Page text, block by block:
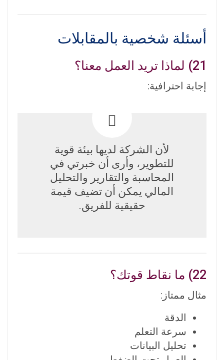
أسئلة شخصية بالمقابلات
21) لماذا تريد العمل معنا؟
إجابة احترافية:
لأن الشركة لديها بيئة قوية
للتطوير، وأرى أن خبرتي في
المحاسبة والتقارير والتحليل
المالي يمكن أن تضيف قيمة
حقيقية للفريق.
22) ما نقاط قوتك؟
مثال ممتاز:
الدقة
سرعة التعلم
تحليل البيانات